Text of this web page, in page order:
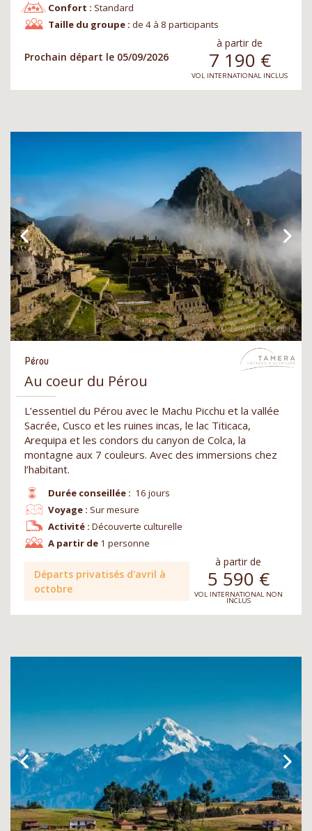
Confort : Standard
Taille du groupe : de 4 à 8 participants
Prochain départ le 05/09/2026
à partir de
7 190 €
VOL INTERNATIONAL INCLUS
Pérou
Au coeur du Pérou
L’essentiel du Pérou avec le Machu Picchu et la vallée
Sacrée, Cusco et les ruines incas, le lac Titicaca,
Arequipa et les condors du canyon de Colca, la
montagne aux 7 couleurs. Avec des immersions chez
l’habitant.
Durée conseillée : 16 jours
Voyage : Sur mesure
Activité : Découverte culturelle
A partir de 1 personne
Départs privatisés d'avril à
octobre
à partir de
5 590 €
VOL INTERNATIONAL NON
INCLUS